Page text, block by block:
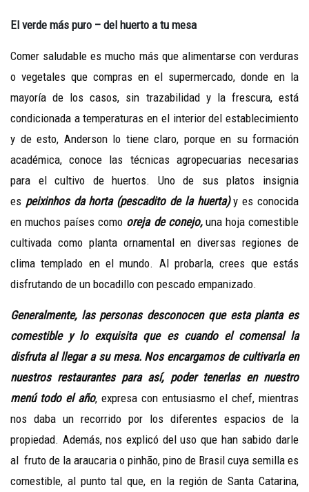
El verde más puro – del huerto a tu mesa
Comer saludable es mucho más que alimentarse con verduras
o vegetales que compras en el supermercado, donde en la
mayoría de los casos, sin trazabilidad y la frescura, está
condicionada a temperaturas en el interior del establecimiento
y de esto, Anderson lo tiene claro, porque en su formación
académica, conoce las técnicas agropecuarias necesarias
para el cultivo de huertos. Uno de sus platos insignia
es peixinhos da horta (pescadito de la huerta) y es conocida
en muchos países como oreja de conejo, una hoja comestible
cultivada como planta ornamental en diversas regiones de
clima templado en el mundo. Al probarla, crees que estás
disfrutando de un bocadillo con pescado empanizado.
Generalmente, las personas desconocen que esta planta es
comestible y lo exquisita que es cuando el comensal la
disfruta al llegar a su mesa. Nos encargamos de cultivarla en
nuestros restaurantes para así, poder tenerlas en nuestro
menú todo el año, expresa con entusiasmo el chef, mientras
nos daba un recorrido por los diferentes espacios de la
propiedad. Además, nos explicó del uso que han sabido darle
al fruto de la araucaria o pinhão, pino de Brasil cuya semilla es
comestible, al punto tal que, en la región de Santa Catarina,